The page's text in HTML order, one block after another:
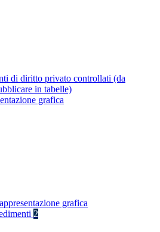
di diritto privato controllati (da
in tabelle)
grafica
grafica
2